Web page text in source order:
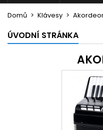
Domů Klávesy
ÚVODNÍ STRÁNKA